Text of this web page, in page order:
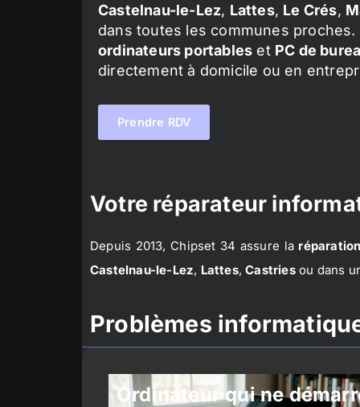
Castelnau-le-Lez, Lattes, Le Crés,
dans toutes les communes
ordinateurs portables et PC de
directement à domicile ou en
Prendre RDV
Votre réparateur
Depuis 2013, Chipset 34 assure la
Castelnau-le-Lez, Lattes,Castriesou dans
Problèmes
Ordinateur qui ne